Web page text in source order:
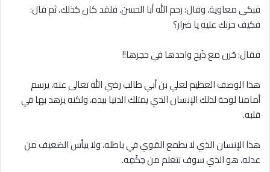
فبكى معاوية، وقال: رحم الله أبا الحسن، فلقد كان كذلك، ثم قال:
فكيف حزنك عليه يا ضرار؟
فقال: حُزن مع ذُبِح واحدها في حجرها!!
هذا الوصف العظيم لعلي بن أبي طالب رضي الله تعالى عنه، يرسم
أمامنا لوحة لذلك الإنسان الذي يمتلك الدنيا بيده، ولكنه يزهد بها في
قلبه.
هذا الإنسان الذي ﻻ يطمع القوي في باطله، وﻻ ييأس الضعيف من
عدله، هو الذي سوف نتعلم من حِكَمِه.